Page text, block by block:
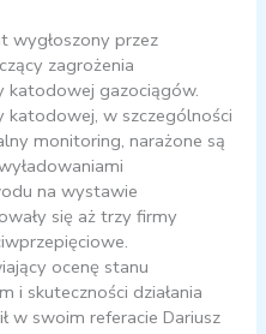
wygłoszony przez
zagrożenia
katodowej gazociągów.
katodowej, w szczególności
monitoring, narażone są
na wystawie
się aż trzy firmy
ocenę stanu
i skuteczności działania
w swoim referacie Dariusz